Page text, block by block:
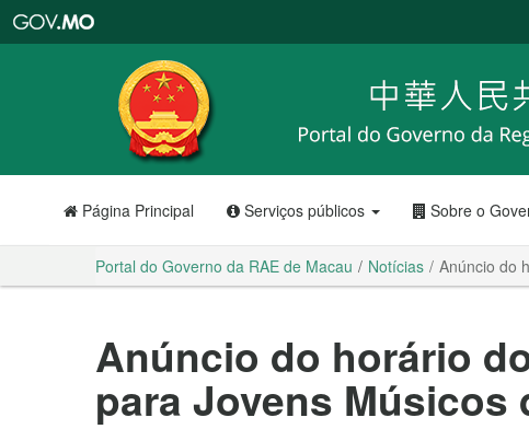
RAE
de
Macau
Página Principal Serviços públicos Sobre o
Portal do Governo da RAE de Macau Notícias Anúncio do
Anúncio do horário
para Jovens Músicos